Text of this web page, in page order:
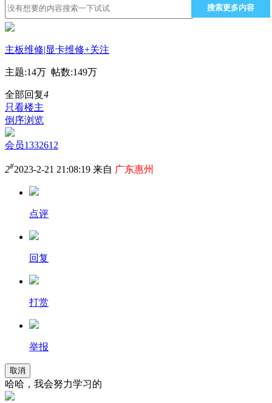
搜索更多内容
主板维修|显卡维修+关注
主题:14万 帖数:149万
全部回复4
只看楼主
倒序浏览
会员1332612
2#2023-2-21 21:08:19 来自 广东惠州
点评
回复
打赏
举报
取消
哈哈，我会努力学习的